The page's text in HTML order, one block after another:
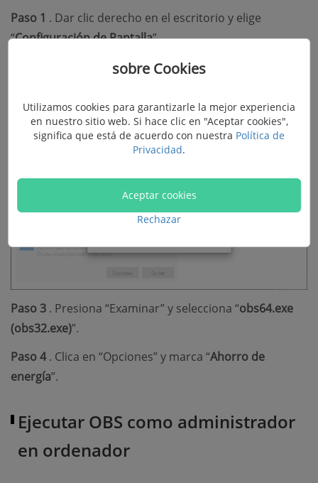
Paso 1 . Dar clic derecho en el escritorio y elige
“Configuración de Pantalla”.
. En la sección Pantalla, desliza la ventana hacia
Paso 3 . Presiona “Examinar” y selecciona “obs64.exe
(obs32.exe)”.
Paso 4. Clica en “Opciones” y marca “Ahorro de
energía”.
Ejecutar OBS como administrador
en ordenador
sobre Cookies
Utilizamos cookies para garantizarle la mejor experiencia
en nuestro sitio web. Si hace clic en "Aceptar cookies",
significa que está de acuerdo con nuestra Política de
Privacidad.
Aceptar cookies
Rechazar